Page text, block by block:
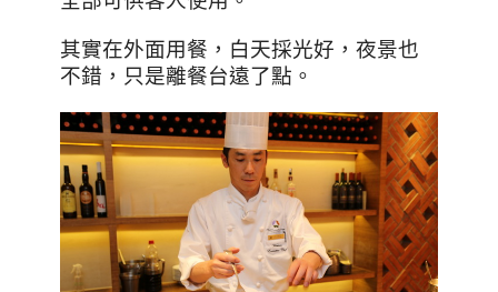
其實在外面用餐，白天採光好，夜景也
不錯，只是離餐台遠了點。